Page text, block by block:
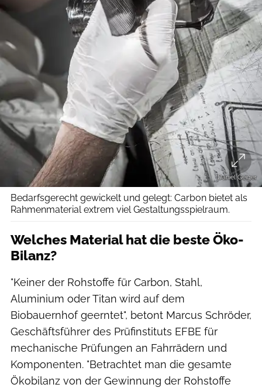
Daniel Geiger
Bedarfsgerecht gewickelt und gelegt: Carbon bietet als
Rahmenmaterial extrem viel Gestaltungsspielraum.
Welches Material hat die beste Öko-
Bilanz?
"Keiner der Rohstoffe für Carbon, Stahl,
Aluminium oder Titan wird auf dem
Biobauernhof geerntet", betont Marcus Schröder,
Geschäftsführer des Prüfinstituts EFBE für
mechanische Prüfungen an Fahrrädern und
Komponenten. "Betrachtet man die gesamte
Ökobilanz von der Gewinnung der Rohstoffe